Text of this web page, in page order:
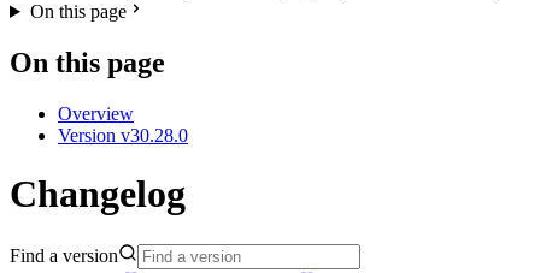
On this page
On this page
Overview
Version v30.28.0
Changelog
Find a version